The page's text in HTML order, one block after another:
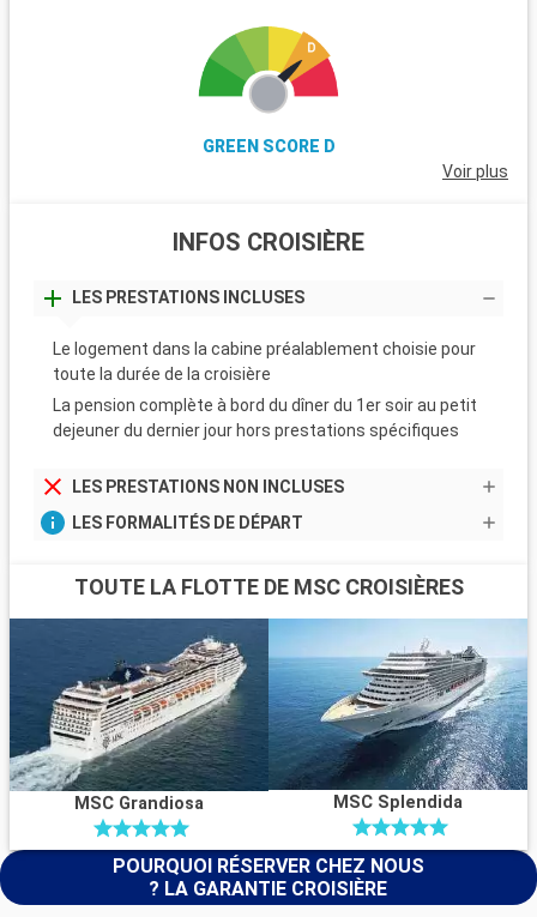
GREEN SCORE D
Voir plus
INFOS CROISIÈRE
LES PRESTATIONS INCLUSES
Le logement dans la cabine préalablement choisie pour
toute la durée de la croisière
La pension complète à bord du dîner du 1er soir au petit
dejeuner du dernier jour hors prestations spécifiques
LES PRESTATIONS NON INCLUSES
LES FORMALITÉS DE DÉPART
TOUTE LA FLOTTE DE MSC CROISIÈRES
MSC Grandiosa MSC Splendida
POURQUOI RÉSERVER CHEZ NOUS
? LA GARANTIE CROISIÈRE